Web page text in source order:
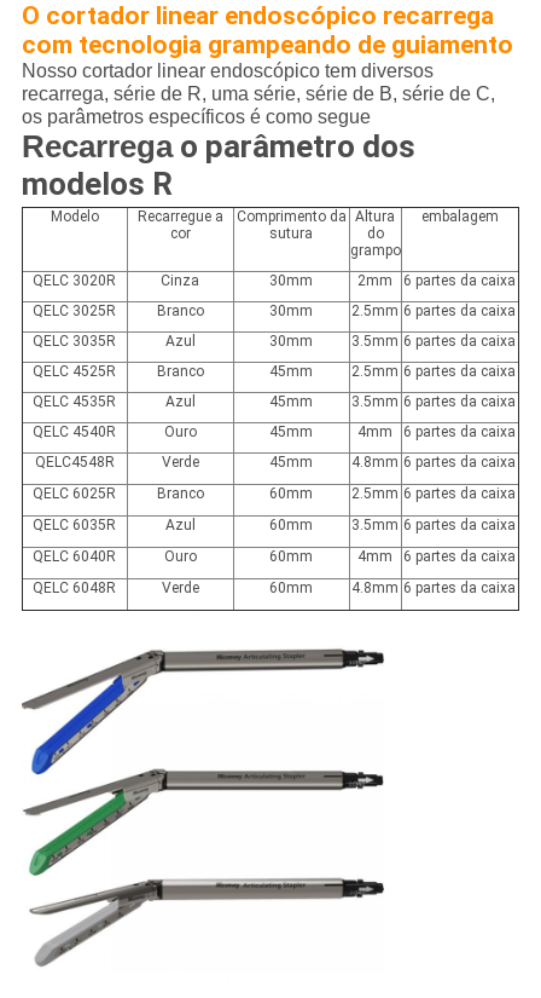
O cortador linear endoscópico recarrega
com tecnologia grampeando de guiamento
Nosso cortador linear endoscópico tem diversos
recarrega, série de R, uma série, série de B, série de C,
os parâmetros específicos é como segue
Recarregao parâmetro dos
modelos R
Modelo Recarregue a
cor
Comprimento da
sutura
Altura
do
grampo
embalagem
QELC 3020R Cinza 30mm 2mm
6 partes da caixa
QELC 3025R
Branco 30mm 2.5mm 6 partes da caixa
QELC 3035R
Azul 30mm 3.5mm 6 partes da caixa
QELC 4525R
Branco 45mm 2.5mm 6 partes da caixa
QELC 4535R
Azul 45mm 3.5mm 6 partes da caixa
QELC 4540R
Ouro 45mm 4mm
6 partes da caixa
QELC4548R
Verde 45mm 4.8mm 6 partes da caixa
QELC 6025R
Branco 60mm 2.5mm 6 partes da caixa
QELC 6035R
Azul 60mm 3.5mm 6 partes da caixa
QELC 6040R
Ouro 60mm 4mm
6 partes da caixa
QELC 6048R
Verde 60mm 4.8mm 6 partes da caixa